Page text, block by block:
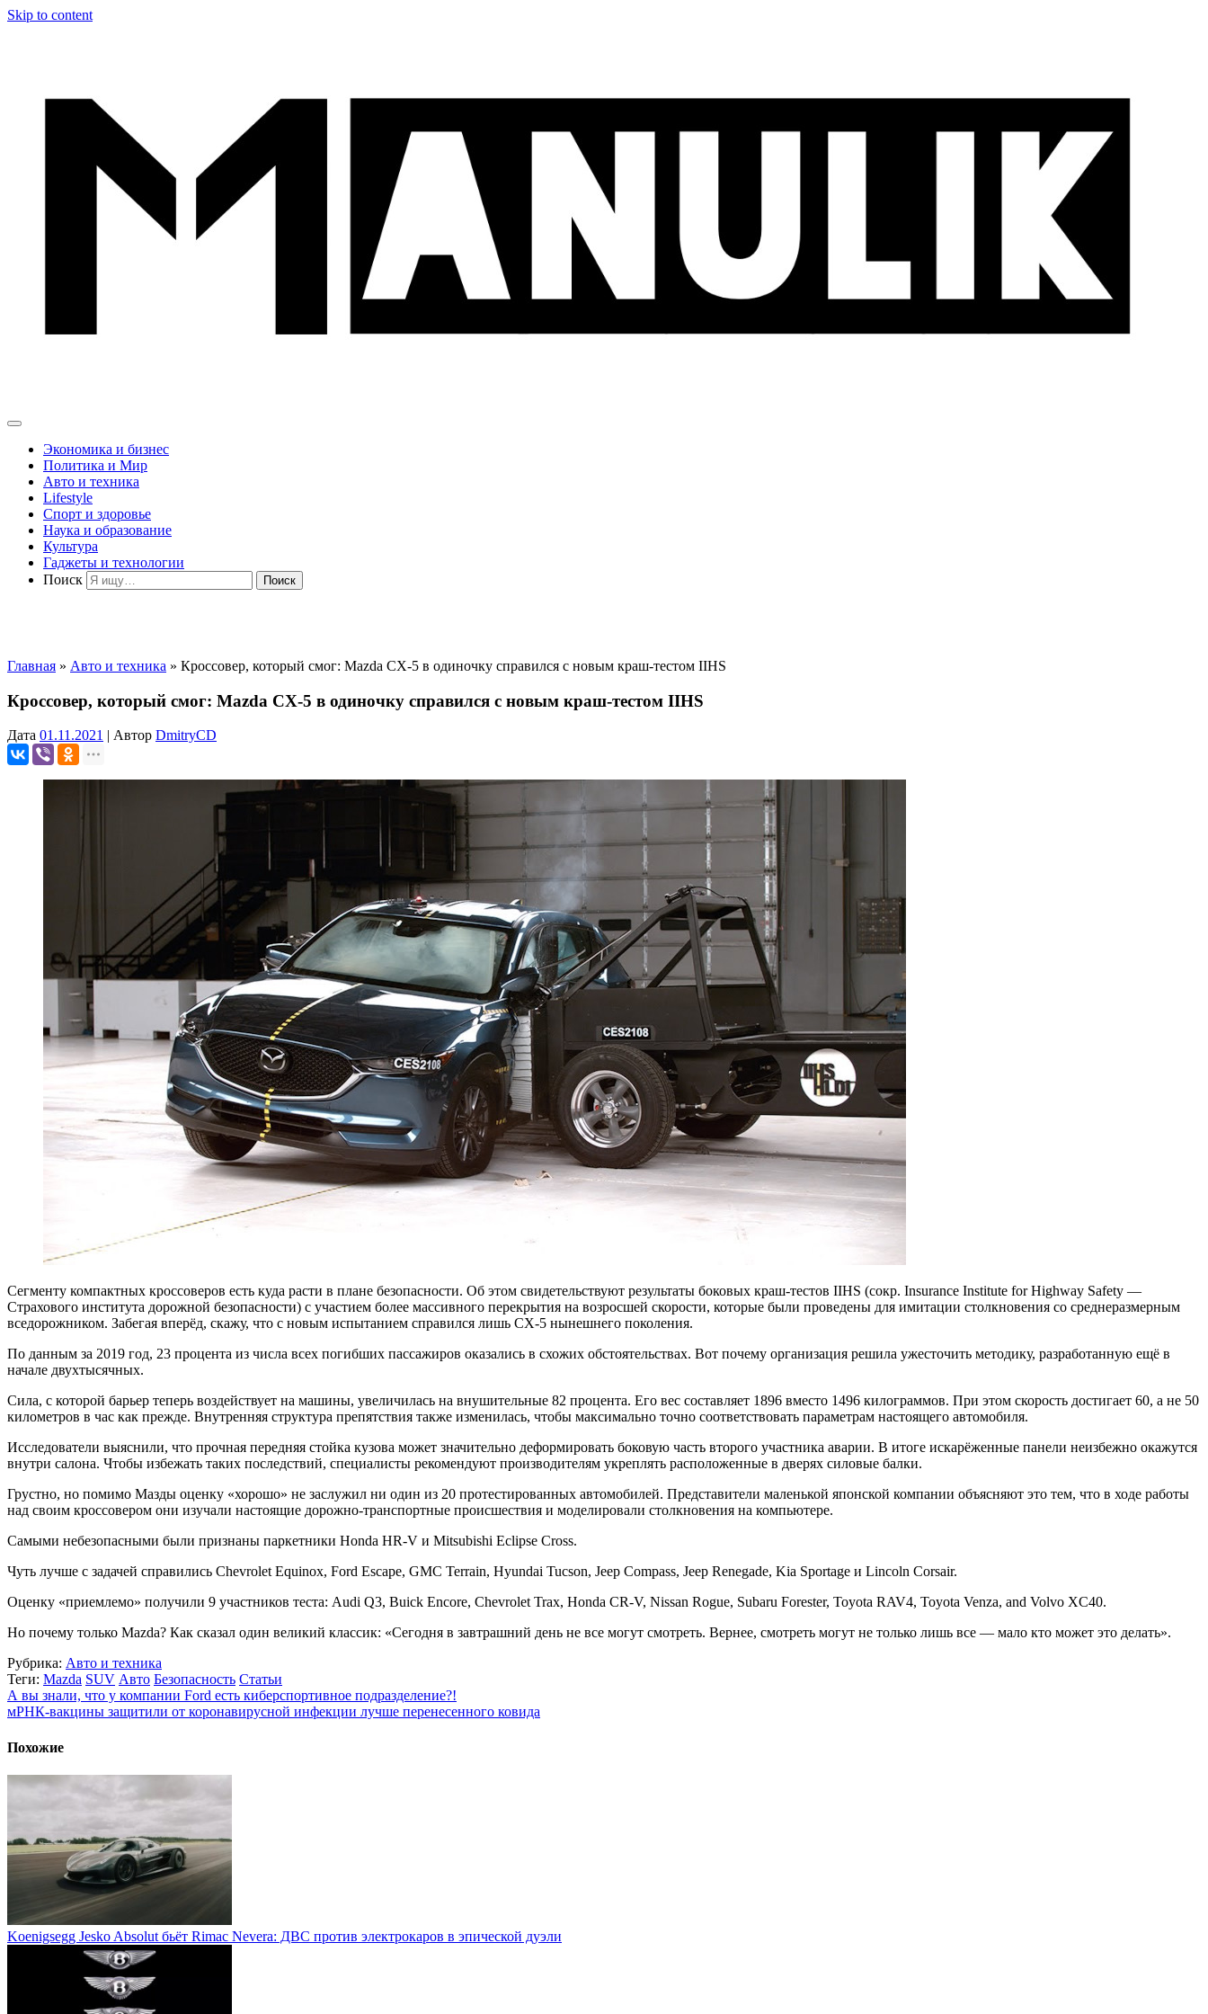
Skip to content
Экономика и бизнес
Политика и Мир
Авто и техника
Lifestyle
Спорт и здоровье
Наука и образование
Культура
Гаджеты и технологии
Поиск
Главная » Авто и техника » Кроссовер, который смог: Mazda CX-5 в одиночку справился с новым краш-тестом IIHS
Кроссовер, который смог: Mazda CX-5 в одиночку справился с новым краш-тестом IIHS
Дата 01.11.2021 | Автор DmitryCD
Сегменту компактных кроссоверов есть куда расти в плане безопасности. Об этом свидетельствуют результаты боковых краш-тестов IIHS (сокр. Insurance Institute for Highway Safety —
Страхового института дорожной безопасности) с участием более массивного перекрытия на возросшей скорости, которые были проведены для имитации столкновения со среднеразмерным
вседорожником. Забегая вперёд, скажу, что с новым испытанием справился лишь CX-5 нынешнего поколения.
По данным за 2019 год, 23 процента из числа всех погибших пассажиров оказались в схожих обстоятельствах. Вот почему организация решила ужесточить методику, разработанную ещё в
начале двухтысячных.
Сила, с которой барьер теперь воздействует на машины, увеличилась на внушительные 82 процента. Его вес составляет 1896 вместо 1496 килограммов. При этом скорость достигает 60, а не 50
километров в час как прежде. Внутренняя структура препятствия также изменилась, чтобы максимально точно соответствовать параметрам настоящего автомобиля.
Исследователи выяснили, что прочная передняя стойка кузова может значительно деформировать боковую часть второго участника аварии. В итоге искарёженные панели неизбежно окажутся
внутри салона. Чтобы избежать таких последствий, специалисты рекомендуют производителям укреплять расположенные в дверях силовые балки.
Грустно, но помимо Мазды оценку «хорошо» не заслужил ни один из 20 протестированных автомобилей. Представители маленькой японской компании объясняют это тем, что в ходе работы
над своим кроссовером они изучали настоящие дорожно-транспортные происшествия и моделировали столкновения на компьютере.
Самыми небезопасными были признаны паркетники Honda HR-V и Mitsubishi Eclipse Cross.
Чуть лучше с задачей справились Chevrolet Equinox, Ford Escape, GMC Terrain, Hyundai Tucson, Jeep Compass, Jeep Renegade, Kia Sportage и Lincoln Corsair.
Оценку «приемлемо» получили 9 участников теста: Audi Q3, Buick Encore, Chevrolet Trax, Honda CR-V, Nissan Rogue, Subaru Forester, Toyota RAV4, Toyota Venza, and Volvo XC40.
Но почему только Mazda? Как сказал один великий классик: «Сегодня в завтрашний день не все могут смотреть. Вернее, смотреть могут не только лишь все — мало кто может это делать».
Рубрика: Авто и техника
Теги: Mazda SUV Авто Безопасность Статьи
А вы знали, что у компании Ford есть киберспортивное подразделение?!
мРНК-вакцины защитили от коронавирусной инфекции лучше перенесенного ковида
Похожие
Koenigsegg Jesko Absolut бьёт Rimac Nevera: ДВС против электрокаров в эпической дуэли